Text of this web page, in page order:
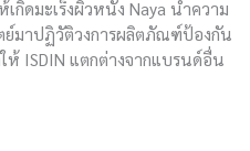
กิดมะเร็งผิวหนัง Naya นำความ
ย์มาปฏิวัติวงการผลิตภัณฑ์ป้องกัน
ISDIN แตกต่างจากแบรนด์อื่น